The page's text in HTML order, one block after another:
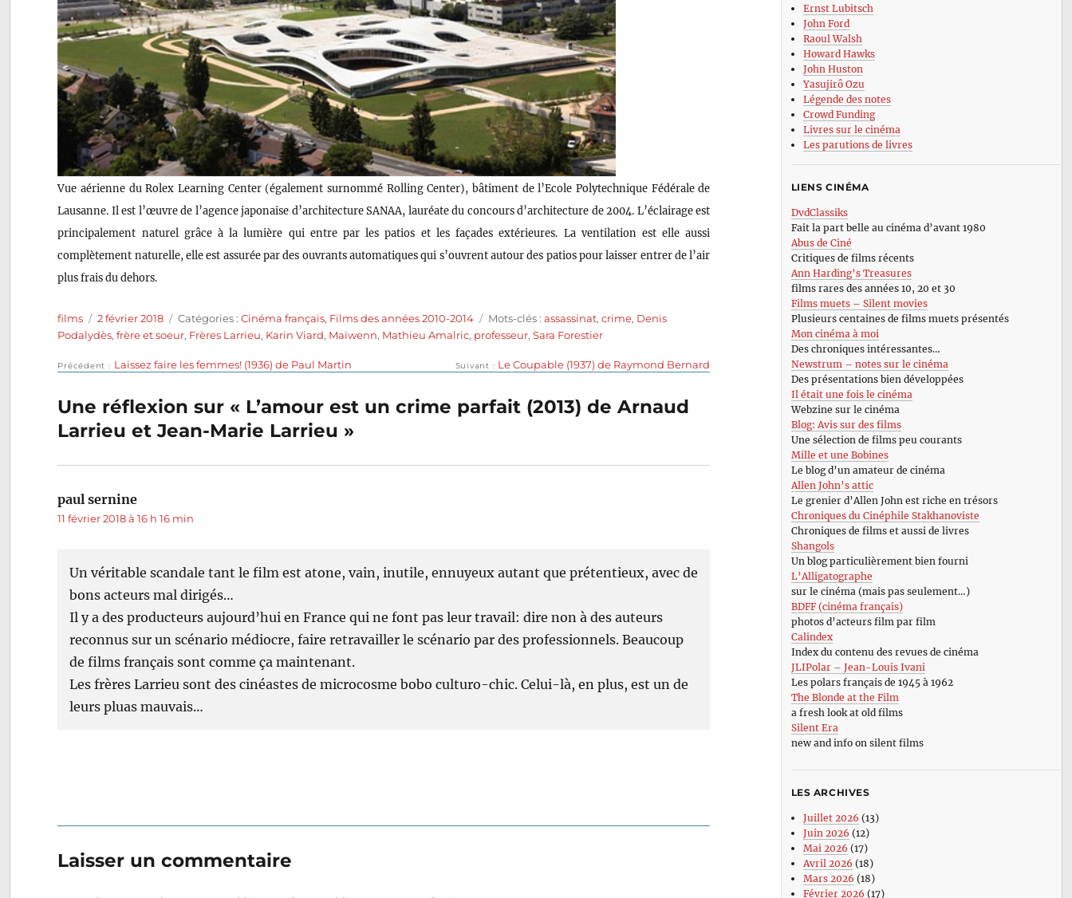
Vue aérienne du Rolex Learning Center (également surnommé Rolling Center), bâtiment de l’Ecole Polytechnique Fédérale de
Lausanne. Il est l’œuvre de l’agence japonaise d’architecture SANAA, lauréate du concours d’architecture de 2004. L’éclairage est
principalement naturel grâce à la lumière qui entre par les patios et les façades extérieures. La ventilation est elle aussi
complètement naturelle, elle est assurée par des ouvrants automatiques qui s’ouvrent autour des patios pour laisser entrer de l’air
plus frais du dehors.
Auteur
films
Publié
le
2 février 2018 Catégories
Catégories :Cinéma français, Films des années 2010-2014 Étiquettes
Mots-clés :assassinat,crime, Denis
Podalydès,frère et soeur, Frères Larrieu, Karin Viard, Maïwenn, Mathieu Amalric, professeur,Sara Forestier
Navigation
de
l’article
Précédent
Publication
Laissez faire les femmes! (1936) de Paul Martin Suivant
Publication
Le Coupable (1937) de Raymond Bernard
Une réflexion sur « L’amour est un crime parfait (2013) de Arnaud
Larrieu et Jean-Marie Larrieu »
paul sernine
11 février 2018 à 16 h 16 min
Un véritable scandale tant le film est atone, vain, inutile, ennuyeux autant que prétentieux, avec de
bons acteurs mal dirigés…
Il y a des producteurs aujourd’hui en France qui ne font pas leur travail: dire non à des auteurs
reconnus sur un scénario médiocre, faire retravailler le scénario par des professionnels. Beaucoup
de films français sont comme ça maintenant.
Les frères Larrieu sont des cinéastes de microcosme bobo culturo-chic. Celui-là, en plus, est un de
leurs pluas mauvais…
Laisser un commentaire
Ernst Lubitsch
John Ford
Raoul Walsh
Howard Hawks
John Huston
Yasujirô Ozu
Légende des notes
Crowd Funding
Livres sur le cinéma
Les parutions de livres
LIENS CINÉMA
DvdClassiks
Fait la part belle au cinéma d’avant 1980
Abus de Ciné
Critiques de films récents
Ann Harding’s Treasures
films rares des années 10, 20 et 30
Films muets – Silent movies
Plusieurs centaines de films muets présentés
Mon cinéma à moi
Des chroniques intéressantes…
Newstrum – notes sur le cinéma
Des présentations bien développées
Il était une fois le cinéma
Webzine sur le cinéma
Blog: Avis sur des films
Une sélection de films peu courants
Mille et une Bobines
Le blog d’un amateur de cinéma
Allen John’s attic
Le grenier d’Allen John est riche en trésors
Chroniques du Cinéphile Stakhanoviste
Chroniques de films et aussi de livres
Shangols
Un blog particulièrement bien fourni
L’Alligatographe
sur le cinéma (mais pas seulement…)
BDFF (cinéma français)
photos d’acteurs film par film
Calindex
Index du contenu des revues de cinéma
JLIPolar – Jean-Louis Ivani
Les polars français de 1945 à 1962
The Blonde at the Film
a fresh look at old films
Silent Era
new and info on silent films
LES ARCHIVES
Juillet 2026 (13)
Juin 2026 (12)
Mai 2026 (17)
Avril 2026 (18)
Mars 2026 (18)
Février 2026 (17)